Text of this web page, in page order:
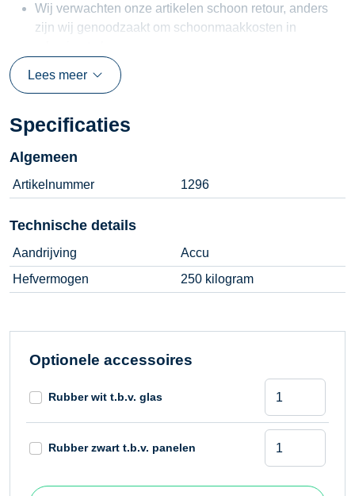
Wij verwachten onze artikelen schoon retour, anders
zijn wij genoodzaakt om schoonmaakkosten in
Lees meer
Specificaties
Algemeen
Artikelnummer 1296
Technische details
Aandrijving
Accu
Hefvermogen
250 kilogram
Optionele accessoires
Rubber wit t.b.v. glas
glasboy
compact
250
kilogram
Rubber zwart t.b.v. panelen
Viavac